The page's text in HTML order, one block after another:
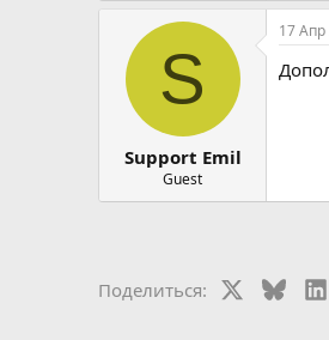
S
Support Emil
Guest
17
Поделиться: